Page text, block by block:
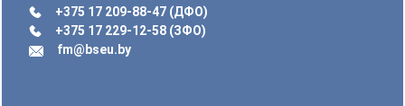
+375 17 209-88-47 (ДФО)
+375 17 229-12-58 (ЗФО)
fm@bseu.by